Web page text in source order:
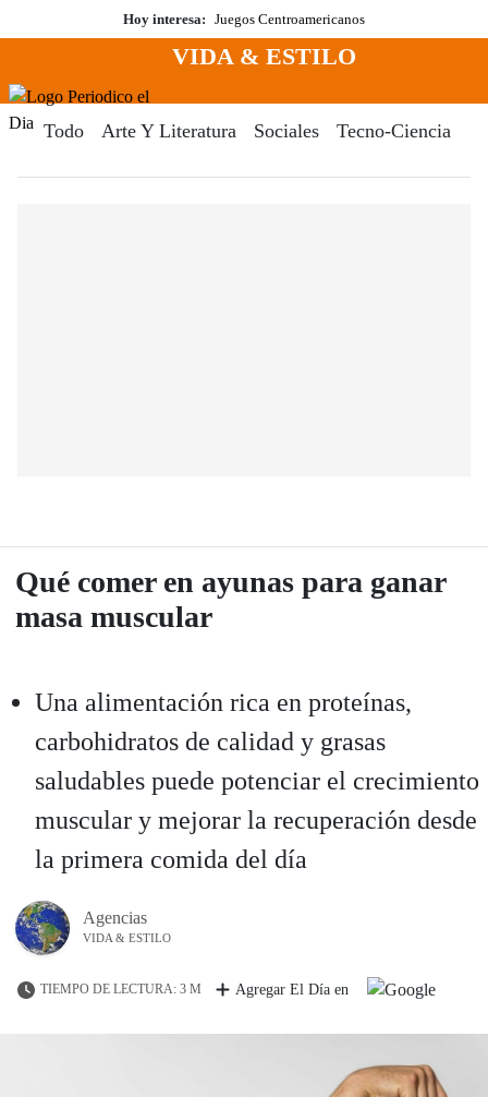
al
Hoy interesa: Juegos Centroamericanos
Menú
VIDA & ESTILO
Todo Arte Y Literatura Sociales Tecno-Ciencia
Qué comer en ayunas para ganar
masa muscular
Una alimentación rica en proteínas,
carbohidratos de calidad y grasas
saludables puede potenciar el crecimiento
muscular y mejorar la recuperación desde
la primera comida del día
Agencias
VIDA & ESTILO
TIEMPO DE LECTURA: 3 M Agregar El Día en